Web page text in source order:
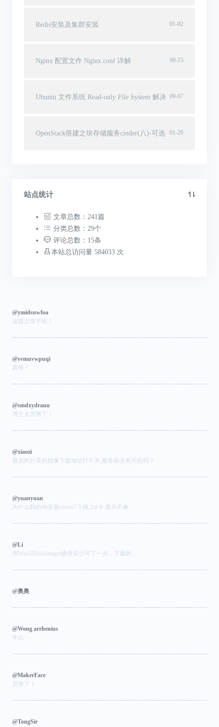
01-02
Redis安装及集群安装
09-15
Nginx 配置文件 Nginx.conf 详解
09-07
Ubuntu 文件系统 Read-only File System 解决
01-20
OpenStack搭建之块存储服务cinder(八)-可选
站点统计
文章总数：241篇
分类总数：29个
评论总数：15条
本站总访问量 584033 次
@ymidsuwfoa
这篇文章不错！
@svmuvwpuqi
真棒！
@smdxydrauu
博主太厉害了！
@xiaozi
最后的分享的镜像下载地址打不开 服务器没有开机吗？
@yuanyuan
为什么我的4b安装centos7.9 插上tf卡 显示不兼...
@Li
用Win32DiskImager烧录前少写了一步，下载的....
@奥奥
@Wong arrhenius
牛比
@MakerFace
厉害了！
@TongSir